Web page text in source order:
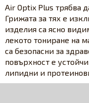
Air Optix Plus трябва
Грижата за тях е
изделия са ясно
лекото тониране на
са безопасни за
повърхност е
липидни и